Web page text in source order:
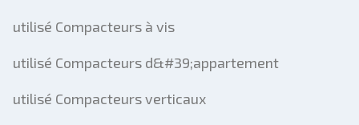
utilisé Compacteurs à vis
utilisé Compacteurs d&#39;appartement
utilisé Compacteurs verticaux